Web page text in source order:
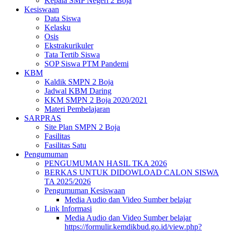
Kesiswaan
Data Siswa
Kelasku
Osis
Ekstrakurikuler
Tata Tertib Siswa
SOP Siswa PTM Pandemi
KBM
Kaldik SMPN 2 Boja
Jadwal KBM Daring
KKM SMPN 2 Boja 2020/2021
Materi Pembelajaran
SARPRAS
Site Plan SMPN 2 Boja
Fasilitas
Fasilitas Satu
Pengumuman
PENGUMUMAN HASIL TKA 2026
BERKAS UNTUK DIDOWLOAD CALON SISWA
TA 2025/2026
Pengumuman Kesiswaan
Media Audio dan Video Sumber belajar
Link Informasi
Media Audio dan Video Sumber belajar
https://formulir.kemdikbud.go.id/view.php?